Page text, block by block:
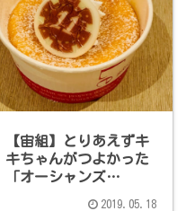
【宙組】とりあえずキ
キちゃんがつよかった
「オーシャンズ
2019.05.18